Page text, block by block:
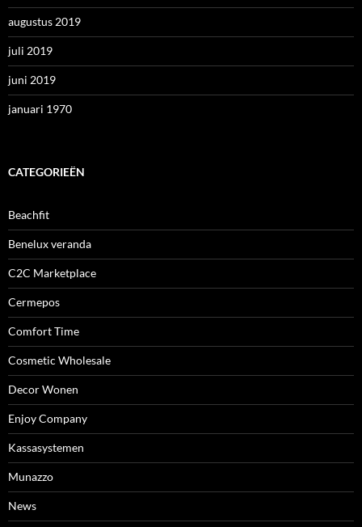
augustus 2019
juli 2019
juni 2019
januari 1970
CATEGORIEËN
Beachfit
Benelux veranda
C2C Marketplace
Cermepos
Comfort Time
Cosmetic Wholesale
Decor Wonen
Enjoy Company
Kassasystemen
Munazzo
News